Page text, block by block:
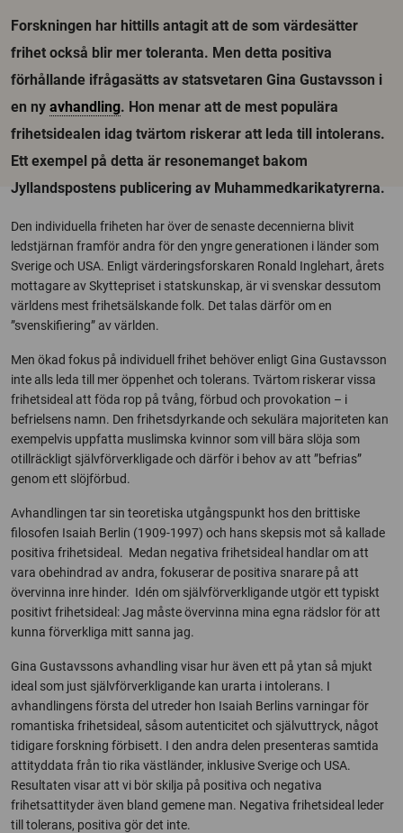
Forskningen har hittills antagit att de som värdesätter
frihet också blir mer toleranta. Men detta positiva
förhållande ifrågasätts av statsvetaren Gina Gustavsson i
en ny avhandling. Hon menar att de mest populära
frihetsidealen idag tvärtom riskerar att leda till intolerans.
Ett exempel på detta är resonemanget bakom
Jyllandspostens publicering av Muhammedkarikatyrerna.
Den individuella friheten har över de senaste decennierna blivit
ledstjärnan framför andra för den yngre generationen i länder som
Sverige och USA. Enligt värderingsforskaren Ronald Inglehart, årets
mottagare av Skyttepriset i statskunskap, är vi svenskar dessutom
världens mest frihetsälskande folk. Det talas därför om en
”svenskifiering” av världen.
Men ökad fokus på individuell frihet behöver enligt Gina Gustavsson
inte alls leda till mer öppenhet och tolerans. Tvärtom riskerar vissa
frihetsideal att föda rop på tvång, förbud och provokation – i
befrielsens namn. Den frihetsdyrkande och sekulära majoriteten kan
exempelvis uppfatta muslimska kvinnor som vill bära slöja som
otillräckligt självförverkligade och därför i behov av att ”befrias”
genom ett slöjförbud.
Avhandlingen tar sin teoretiska utgångspunkt hos den brittiske
filosofen Isaiah Berlin (1909-1997) och hans skepsis mot så kallade
positiva frihetsideal. Medan negativa frihetsideal handlar om att
vara obehindrad av andra, fokuserar de positiva snarare på att
övervinna inre hinder. Idén om självförverkligande utgör ett typiskt
positivt frihetsideal: Jag måste övervinna mina egna rädslor för att
kunna förverkliga mitt sanna jag.
Gina Gustavssons avhandling visar hur även ett på ytan så mjukt
ideal som just självförverkligande kan urarta i intolerans. I
avhandlingens första del utreder hon Isaiah Berlins varningar för
romantiska frihetsideal, såsom autenticitet och självuttryck, något
tidigare forskning förbisett. I den andra delen presenteras samtida
attityddata från tio rika västländer, inklusive Sverige och USA.
Resultaten visar att vi bör skilja på positiva och negativa
frihetsattityder även bland gemene man. Negativa frihetsideal leder
till tolerans, positiva gör det inte.